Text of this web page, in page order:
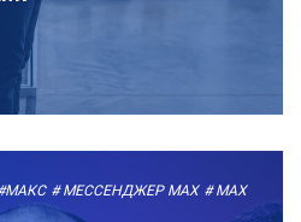
# МЕССЕНДЖЕР MAX # MAX